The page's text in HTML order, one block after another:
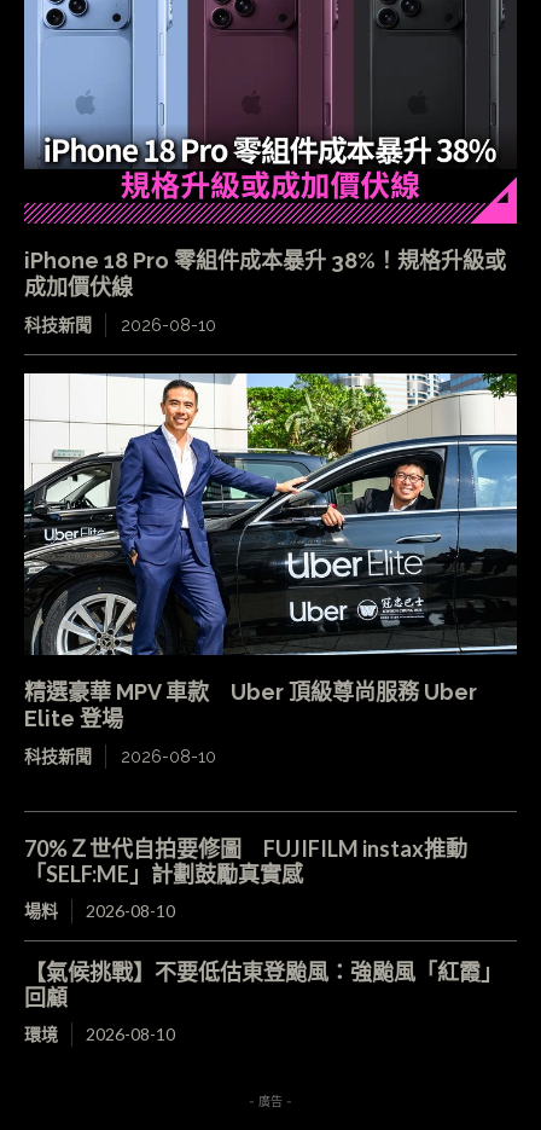
iPhone 18 Pro 零組件成本暴升 38%！規格升級或
成加價伏線
科技新聞 2026-08-10
精選豪華 MPV 車款 Uber 頂級尊尚服務 Uber
Elite 登場
科技新聞 2026-08-10
70%Ｚ世代自拍要修圖 FUJIFILM instax推動
「SELF:ME」計劃鼓勵真實感
場料 2026-08-10
【氣候挑戰】不要低估東登颱風：強颱風「紅霞」
回顧
環境 2026-08-10
- 廣告 -